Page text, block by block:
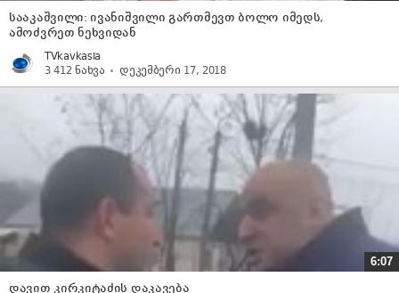
სააკაშვილი: ივანიშვილი გართმევთ ბოლო იმედს,
ამოძვრეთ ნეხვიდან
TVkavkasia
3 412 ნახვა
დეკემბერი 17, 2018
6:07
დავით კირკიტაძის დაკავება